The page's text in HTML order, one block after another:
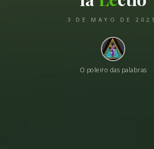
3 DE MAYO DE 2021
O poleiro das palabras